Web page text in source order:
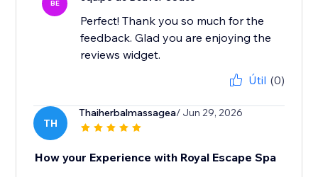
BE
Perfect! Thank you so much for the
feedback. Glad you are enjoying the
reviews widget.
Útil (0)
TH
Thaiherbalmassagea/ Jun 29, 2026
How your Experience with Royal Escape Spa